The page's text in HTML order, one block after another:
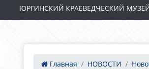
ЮРГИНСКИЙ КРАЕВЕДЧЕСКИЙ
Главная НОВОСТИ